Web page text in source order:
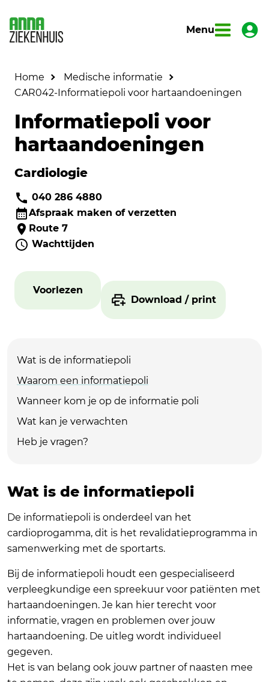
Menu
Home
Medische informatie
CAR042-Informatiepoli voor hartaandoeningen
Informatiepoli voor
hartaandoeningen
Cardiologie
040 286 4880
Afspraak maken of verzetten
Route 7
Wachttijden
Voorlezen
Download / print
Wat is de informatiepoli
Waarom een informatiepoli
Wanneer kom je op de informatie poli
Wat kan je verwachten
Heb je vragen?
Wat is de informatiepoli
De informatiepoli is onderdeel van het
cardioprogamma, dit is het revalidatieprogramma in
samenwerking met de sportarts.
Bij de informatiepoli houdt een gespecialiseerd
verpleegkundige een spreekuur voor patiënten met
hartaandoeningen. Je kan hier terecht voor
informatie, vragen en problemen over jouw
hartaandoening. De uitleg wordt individueel
gegeven.
Het is van belang ook jouw partner of naasten mee